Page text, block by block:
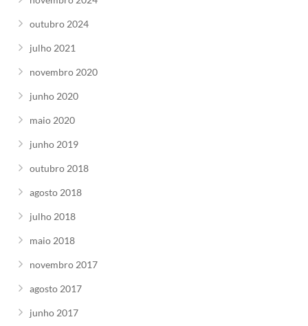
outubro 2024
julho 2021
novembro 2020
junho 2020
maio 2020
junho 2019
outubro 2018
agosto 2018
julho 2018
maio 2018
novembro 2017
agosto 2017
junho 2017